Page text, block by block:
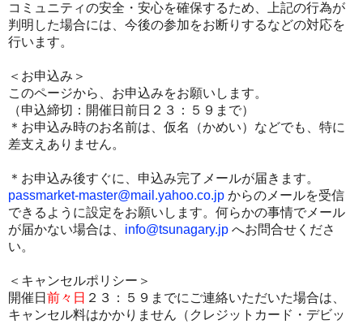
コミュニティの安全・安心を確保するため、上記の行為が
判明した場合には、今後の参加をお断りするなどの対応を
行います。
＜お申込み＞
このページから、お申込みをお願いします。
（申込締切：開催日前日２３：５９まで）
＊お申込み時のお名前は、仮名（かめい）などでも、特に
差支えありません。
＊お申込み後すぐに、申込み完了メールが届きます。
passmarket-master@mail.yahoo.co.jp からのメールを受信
できるように設定をお願いします。 何らかの事情でメール
が届かない場合は、 info@tsunagary.jp へお問合せくださ
い。
＜キャンセルポリシー＞
開催日 前々日 ２３：５９までにご連絡いただいた場合は、
キャンセル料はかかりません（クレジットカード・デビッ